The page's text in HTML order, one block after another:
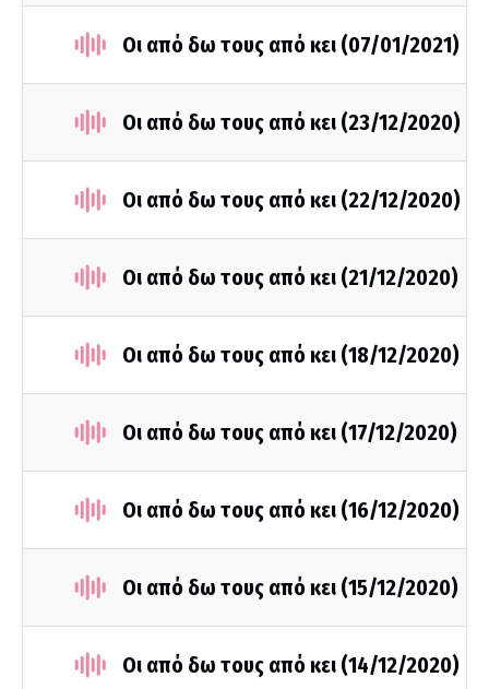
Οι από δω τους από κει (07/01/2021)
Οι από δω τους από κει (23/12/2020)
Οι από δω τους από κει (22/12/2020)
Οι από δω τους από κει (21/12/2020)
Οι από δω τους από κει (18/12/2020)
Οι από δω τους από κει (17/12/2020)
Οι από δω τους από κει (16/12/2020)
Οι από δω τους από κει (15/12/2020)
Οι από δω τους από κει (14/12/2020)